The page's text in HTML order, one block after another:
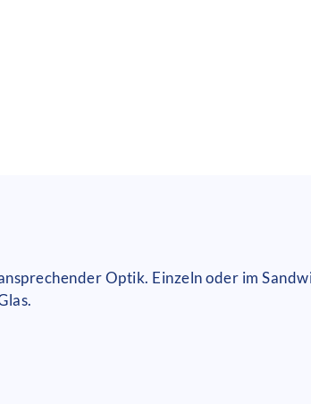
Optik. Einzeln oder im